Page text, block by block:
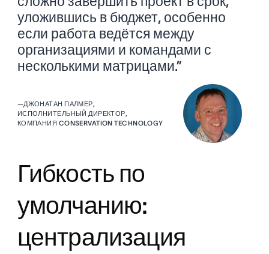
уложившись в бюджет, особенно
если работа ведётся между
организациями и командами с
несколькими матрицами.”
—ДЖОНАТАН ПАЛМЕР,
ИСПОЛНИТЕЛЬНЫЙ ДИРЕКТОР,
КОМПАНИЯ CONSERVATION TECHNOLOGY
Гибкость по
умолчанию:
централизация